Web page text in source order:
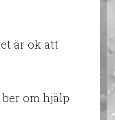
är ok att
om hjälp